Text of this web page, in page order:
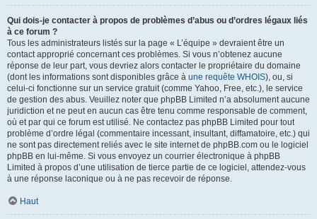
Qui dois-je contacter à propos de problèmes d’abus ou d’ordres légaux liés
à ce forum ?
Tous les administrateurs listés sur la page « L’équipe » devraient être un
contact approprié concernant ces problèmes. Si vous n’obtenez aucune
réponse de leur part, vous devriez alors contacter le propriétaire du domaine
(dont les informations sont disponibles grâce à une requête WHOIS), ou, si
celui-ci fonctionne sur un service gratuit (comme Yahoo, Free, etc.), le service
de gestion des abus. Veuillez noter que phpBB Limited n’a absolument aucune
juridiction et ne peut en aucun cas être tenu comme responsable de comment,
où et par qui ce forum est utilisé. Ne contactez pas phpBB Limited pour tout
problème d’ordre légal (commentaire incessant, insultant, diffamatoire, etc.) qui
ne sont pas directement reliés avec le site internet de phpBB.com ou le logiciel
phpBB en lui-même. Si vous envoyez un courrier électronique à phpBB
Limited à propos d’une utilisation de tierce partie de ce logiciel, attendez-vous
à une réponse laconique ou à ne pas recevoir de réponse.
Haut